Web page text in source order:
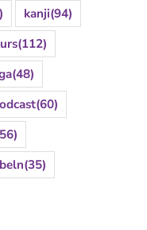
kanji(94)
(112)
(48)
(60)
(35)